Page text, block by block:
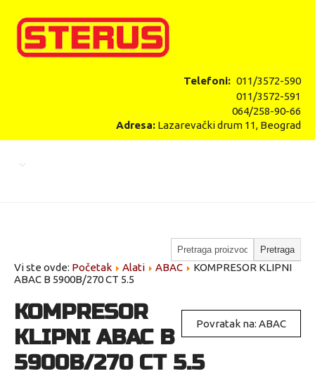
Telefoni: 011/3572-590
011/3572-591
064/258-90-66
Adresa: Lazarevački drum 11, Beograd
Vi ste ovde: Početak Alati ABAC
KOMPRESOR KLIPNI
ABAC B 5900B/270 CT 5.5
Povratak na: ABAC
KOMPRESOR
KLIPNI ABAC B
5900B/270 CT 5.5